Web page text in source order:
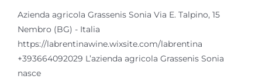
Azienda agricola Grassenis Sonia Via E. Talpino, 15
Nembro (BG) - Italia
https://labrentinawine.wixsite.com/labrentina
+393664092029 L’azienda agricola Grassenis Sonia
nasce